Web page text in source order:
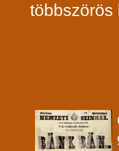
többszörös